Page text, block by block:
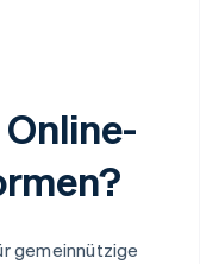
gemeinnützige